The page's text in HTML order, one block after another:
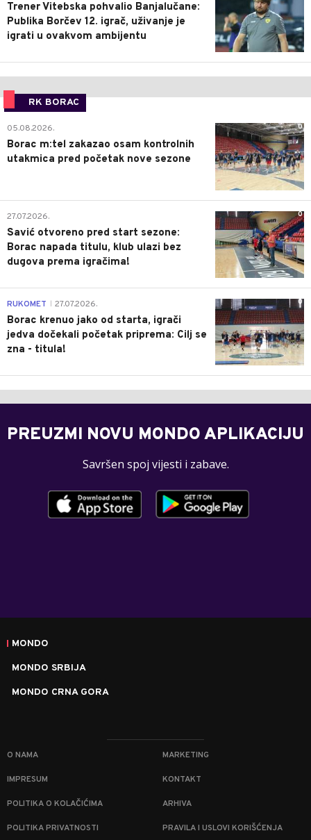
Trener Vitebska pohvalio Banjalučane:
Publika Borčev 12. igrač, uživanje je
igrati u ovakvom ambijentu
RK BORAC
0
05.08.2026.
Borac m:tel zakazao osam kontrolnih
utakmica pred početak nove sezone
0
27.07.2026.
Savić otvoreno pred start sezone:
Borac napada titulu, klub ulazi bez
dugova prema igračima!
0
RUKOMET 27.07.2026.
Borac krenuo jako od starta, igrači
jedva dočekali početak priprema: Cilj se
zna - titula!
PREUZMI NOVU MONDO APLIKACIJU
Savršen spoj vijesti i zabave.
MONDO
MONDO SRBIJA
MONDO CRNA GORA
O NAMA MARKETING
IMPRESUM KONTAKT
POLITIKA O KOLAČIĆIMA ARHIVA
POLITIKA PRIVATNOSTI PRAVILA I USLOVI KORIŠĆENJA